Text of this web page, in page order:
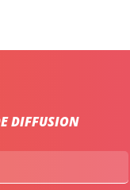
DIFFUSION